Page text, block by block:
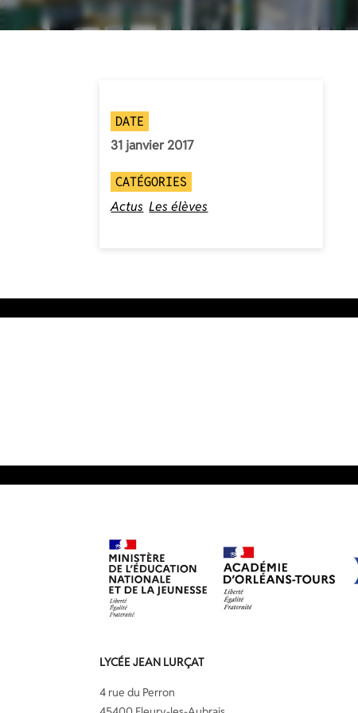
DATE
31 janvier 2017
CATÉGORIES
Actus Les élèves
LYCÉE JEAN LURÇAT
4 rue du Perron